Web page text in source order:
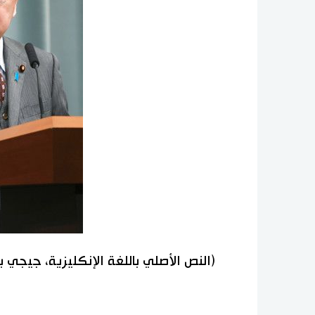
(النص الأصلي باللغة الإنكليزية،